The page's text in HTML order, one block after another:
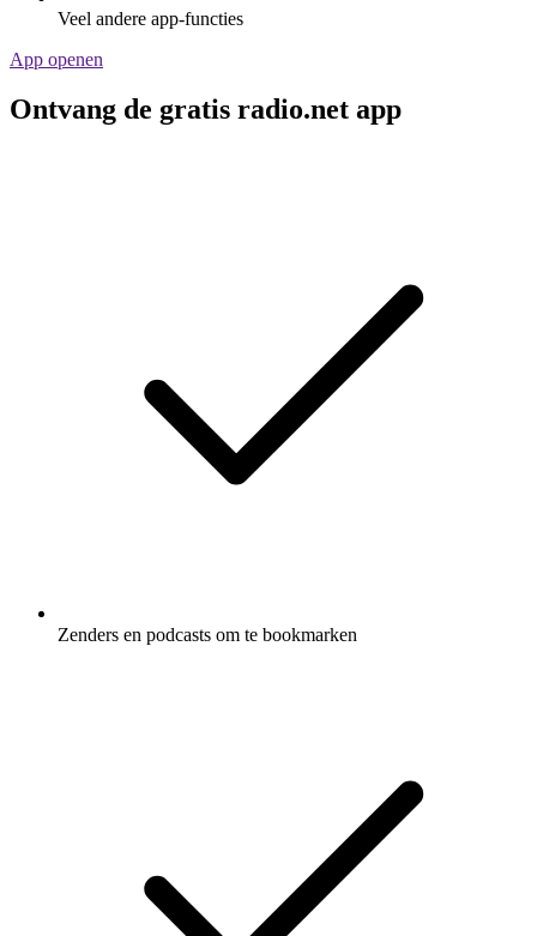
Veel andere app-functies
App openen
Ontvang de gratis radio.net app
Zenders en podcasts om te bookmarken